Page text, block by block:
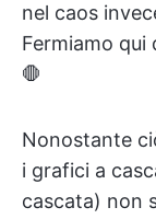
nel caos
Fermiamo qui
🛑
Nonostante
i grafici a
cascata) non